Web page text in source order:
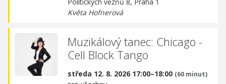
Politických vězňů 8, Praha 1
Květa Hofnerová
Muzikálový tanec: Chicago -
Cell Block Tango
středa 12. 8. 2026 17:00–18:00 (60 minut)